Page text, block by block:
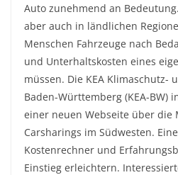
Auto zunehmend an
aber auch in ländlichen
Menschen Fahrzeuge nach
und Unterhaltskosten eines
müssen. Die KEA Klimaschutz-
Baden-Württemberg (KEA-
einer neuen Webseite über die
Carsharings im Südwesten.
Kostenrechner und
Einstieg erleichtern.